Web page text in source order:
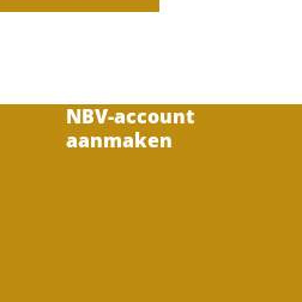
NBV-account
aanmaken